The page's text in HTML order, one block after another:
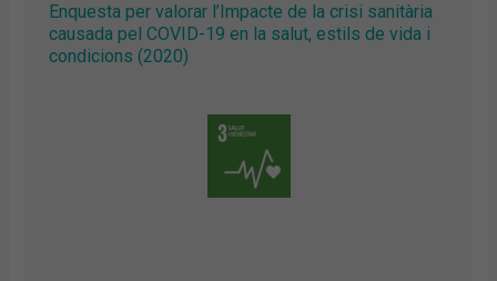
Enquesta per valorar l’Impacte de la crisi sanitària
causada pel COVID-19 en la salut, estils de vida i
condicions (2020)